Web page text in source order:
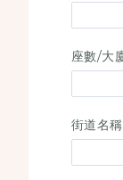
座數/大
街道名稱